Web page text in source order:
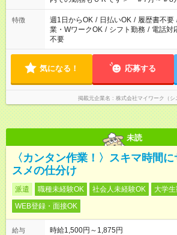
特徴 週1日からOK / 日払いOK / 履歴書不要
業・WワークOK / シフト勤務 / 電話対
不要
気になる！ 応募する
掲載元企業名 株式会社マイワーク（シ
未読
〈カンタン作業！〉スキマ時間
スメの仕分け
派遣 職種未経験OK 社会人未経験OK 大学
WEB登録・面接OK
給与
時給1,500円～1,875円